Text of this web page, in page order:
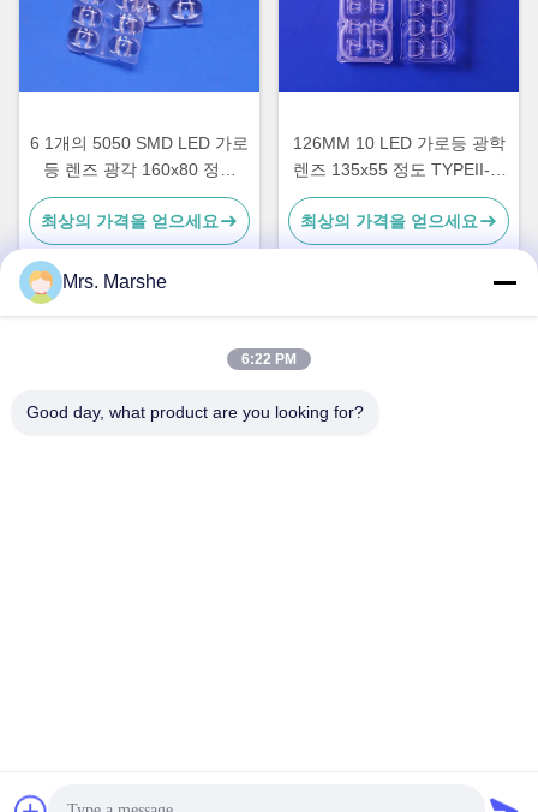
6 1개의 5050 SMD LED 가로
등 렌즈 광각 160x80 정도
TYPEII-M 내구재에 대하여
최상의 가격을 얻으세요
126MM 10 LED 가로등 광학
렌즈 135x55 정도 TYPEII-M
10 20 와트
최상의 가격을 얻으세요
주소
Mrs. Marshe
6:22 PM
Good day, what product are you looking for?